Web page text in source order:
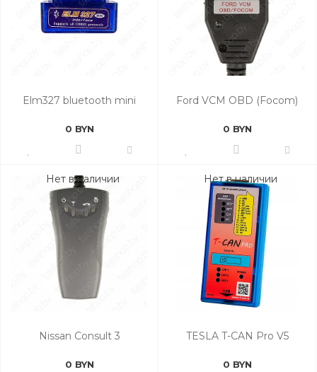
Elm327 bluetooth mini
0 BYN
Ford VCM OBD (Focom)
0 BYN
Нет в наличии
Nissan Consult 3
0 BYN
Нет в наличии
TESLA T-CAN Pro V5
0 BYN